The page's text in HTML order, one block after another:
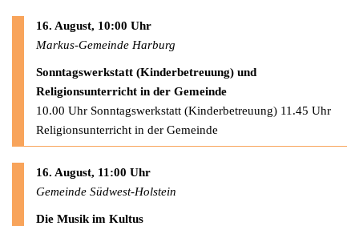
16. August, 10:00 Uhr
Markus-Gemeinde Harburg
Sonntagswerkstatt (Kinderbetreuung) und
Religionsunterricht in der Gemeinde
10.00 Uhr Sonntagswerkstatt (Kinderbetreuung) 11.45 Uhr
Religionsunterricht in der Gemeinde
16. August, 11:00 Uhr
Gemeinde Südwest-Holstein
Die Musik im Kultus